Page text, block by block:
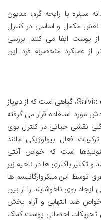
سینره با رایحه گرم، مدیون
نقش مکمل و اساسی در کنترل
پوست ایفا می کنند. بررسی
از عملکرد منحصربه فرد این
، گیاهی است که از دیرباز
استفاده قرار می گرفته
نقشی حیاتی در کنترل بوی
فعال بیولوژیکی مانند
است که خواصآنتی
و تکثیر باکتری ها در ناحیه زیر
توسط این میکروارگانیسم ها
بوی ناخوشایند را از بین
خواصضد التهابی وآرام بخش
احتمالی پوست کمک